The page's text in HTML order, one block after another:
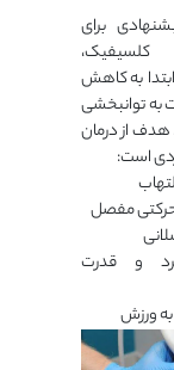
برای
کلسیفیک،
به کاهش
به توانبخشی
از درمان
است:
حرکتی مفصل
و قدرت
ورزش